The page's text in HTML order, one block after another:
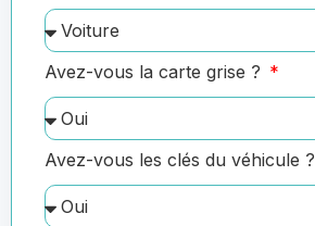
Avez-vous la carte grise ?
Avez-vous les clés du véhicule ?